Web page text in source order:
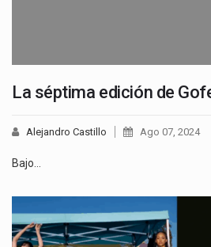
La séptima edición de
Alejandro Castillo Ago 07, 2024
Bajo…